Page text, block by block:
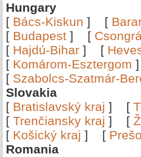
Hungary
[ Bács-Kiskun ] [
[ Budapest ] [
[ Hajdú-Bihar ] [
[ Komárom-Esztergom
[ Szabolcs-Szatmár-
Slovakia
[ Bratislavský kraj ] [
[ Trenčiansky kraj ] [
[ Košický kraj ] [
Romania